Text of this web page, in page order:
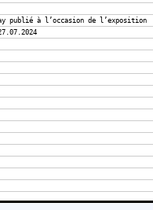
publié à l’occasion de l’exposition